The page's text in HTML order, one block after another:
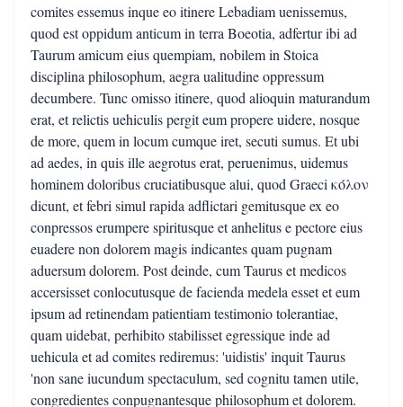
comites essemus inque eo itinere Lebadiam uenissemus,
quod est oppidum anticum in terra Boeotia, adfertur ibi ad
Taurum amicum eius quempiam, nobilem in Stoica
disciplina philosophum, aegra ualitudine oppressum
decumbere. Tunc omisso itinere, quod alioquin maturandum
erat, et relictis uehiculis pergit eum propere uidere, nosque
de more, quem in locum cumque iret, secuti sumus. Et ubi
ad aedes, in quis ille aegrotus erat, peruenimus, uidemus
hominem doloribus cruciatibusque alui, quod Graeci κόλον
dicunt, et febri simul rapida adflictari gemitusque ex eo
conpressos erumpere spiritusque et anhelitus e pectore eius
euadere non dolorem magis indicantes quam pugnam
aduersum dolorem. Post deinde, cum Taurus et medicos
accersisset conlocutusque de facienda medela esset et eum
ipsum ad retinendam patientiam testimonio tolerantiae,
quam uidebat, perhibito stabilisset egressique inde ad
uehicula et ad comites rediremus: 'uidistis' inquit Taurus
'non sane iucundum spectaculum, sed cognitu tamen utile,
congredientes conpugnantesque philosophum et dolorem.